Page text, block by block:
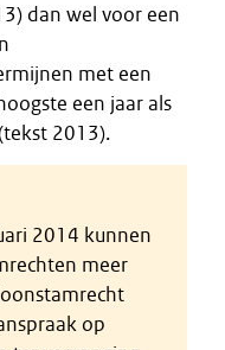
dan wel voor een
met een
een jaar als
2013).
2014 kunnen
meer
op